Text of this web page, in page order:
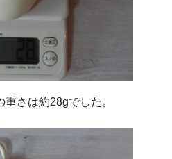
さは約28gでした。